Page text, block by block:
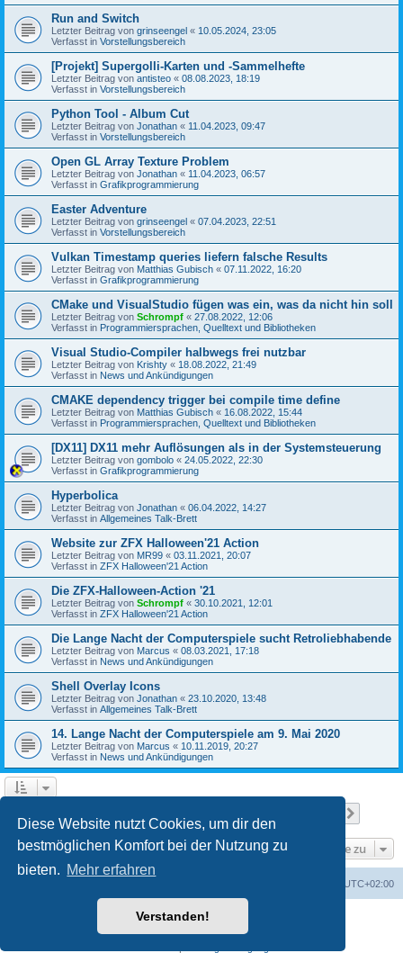
Diese Website nutzt Cookies, um dir den
bestmöglichen Komfort bei der Nutzung zu
bieten. Mehr erfahren
Verstanden!
Run and Switch
Letzter Beitrag von grinseengel « 10.05.2024, 23:05
Verfasst in Vorstellungsbereich
[Projekt] Supergolli-Karten und -Sammelhefte
Letzter Beitrag von antisteo « 08.08.2023, 18:19
Verfasst in Vorstellungsbereich
Python Tool - Album Cut
Letzter Beitrag von Jonathan « 11.04.2023, 09:47
Verfasst in Vorstellungsbereich
Open GL Array Texture Problem
Letzter Beitrag von Jonathan « 11.04.2023, 06:57
Verfasst in Grafikprogrammierung
Easter Adventure
Letzter Beitrag von grinseengel « 07.04.2023, 22:51
Verfasst in Vorstellungsbereich
Vulkan Timestamp queries liefern falsche Results
Letzter Beitrag von Matthias Gubisch « 07.11.2022, 16:20
Verfasst in Grafikprogrammierung
CMake und VisualStudio fügen was ein, was da nicht hin soll
Letzter Beitrag von Schrompf « 27.08.2022, 12:06
Verfasst in Programmiersprachen, Quelltext und Bibliotheken
Visual Studio-Compiler halbwegs frei nutzbar
Letzter Beitrag von Krishty « 18.08.2022, 21:49
Verfasst in News und Ankündigungen
CMAKE dependency trigger bei compile time define
Letzter Beitrag von Matthias Gubisch « 16.08.2022, 15:44
Verfasst in Programmiersprachen, Quelltext und Bibliotheken
[DX11] DX11 mehr Auflösungen als in der Systemsteuerung
Letzter Beitrag von gombolo « 24.05.2022, 22:30
Verfasst in Grafikprogrammierung
Hyperbolica
Letzter Beitrag von Jonathan « 06.04.2022, 14:27
Verfasst in Allgemeines Talk-Brett
Website zur ZFX Halloween'21 Action
Letzter Beitrag von MR99 « 03.11.2021, 20:07
Verfasst in ZFX Halloween'21 Action
Die ZFX-Halloween-Action '21
Letzter Beitrag von Schrompf « 30.10.2021, 12:01
Verfasst in ZFX Halloween'21 Action
Die Lange Nacht der Computerspiele sucht Retroliebhabende
Letzter Beitrag von Marcus « 08.03.2021, 17:18
Verfasst in News und Ankündigungen
Shell Overlay Icons
Letzter Beitrag von Jonathan « 23.10.2020, 13:48
Verfasst in Allgemeines Talk-Brett
14. Lange Nacht der Computerspiele am 9. Mai 2020
Letzter Beitrag von Marcus « 10.11.2019, 20:27
Verfasst in News und Ankündigungen
Gehe zu
UTC+02:00
Powered byphpBB® Forum Software © phpBB Limited
phpBB.de